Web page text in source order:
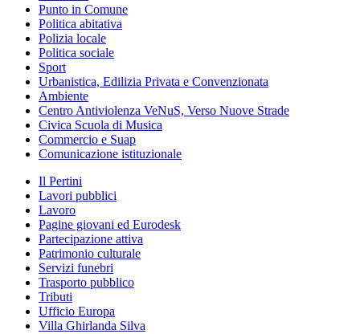
Punto in Comune
Politica abitativa
Polizia locale
Politica sociale
Sport
Urbanistica, Edilizia Privata e Convenzionata
Ambiente
Centro Antiviolenza VeNuS, Verso Nuove Strade
Civica Scuola di Musica
Commercio e Suap
Comunicazione istituzionale
Il Pertini
Lavori pubblici
Lavoro
Pagine giovani ed Eurodesk
Partecipazione attiva
Patrimonio culturale
Servizi funebri
Trasporto pubblico
Tributi
Ufficio Europa
Villa Ghirlanda Silva